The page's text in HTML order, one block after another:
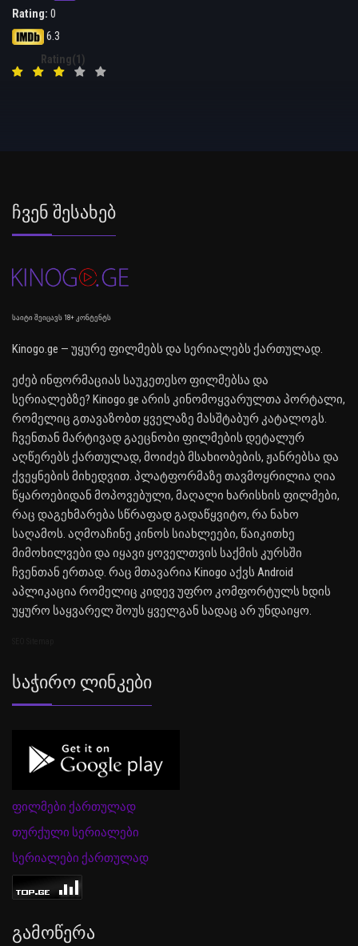
Rating: 0
6.3
Rating(1)
Ჩვენ Შესახებ
საიტი შეიცავს 18+ კონტენტს
Kinogo.ge — უყურე ფილმებს და სერიალებს ქართულად.
ეძებ ინფორმაციას საუკეთესო ფილმებსა და
სერიალებზე? Kinogo.ge არის კინომოყვარულთა პორტალი,
რომელიც გთავაზობთ ყველაზე მასშტაბურ კატალოგს.
ჩვენთან მარტივად გაეცნობი ფილმების დეტალურ
აღწერებს ქართულად, მოიძებ მსახიობების, ჟანრებსა და
ქვეყნების მიხედვით. პლატფორმაზე თავმოყრილია ღია
წყაროებიდან მოპოვებული, მაღალი ხარისხის ფილმები,
რაც დაგეხმარება სწრაფად გადაწყვიტო, რა ნახო
საღამოს. აღმოაჩინე კინოს სიახლეები, წაიკითხე
მიმოხილვები და იყავი ყოველთვის საქმის კურსში
ჩვენთან ერთად. რაც მთავარია Kinogo აქვს Android
აპლიკაცია რომელიც კიდევ უფრო კომფორტულს ხდის
უყურო საყვარელ შოუს ყველგან სადაც არ უნდაიყო.
Საჭირო Ლინკები
ფილმები ქართულად
თურქული სერიალები
სერიალები ქართულად
Გამოწერა